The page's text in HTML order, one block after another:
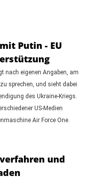
Putin - EU
nach eigenen Angaben, am
sprechen, und sieht dabei
des Ukraine-Kriegs.
US-Medien
Air Force One.
und